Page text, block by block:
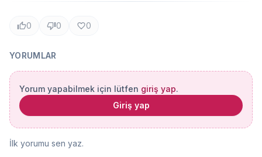
0 0 0
YORUMLAR
Yorum yapabilmek için lütfen giriş yap.
Giriş yap
İlk yorumu sen yaz.